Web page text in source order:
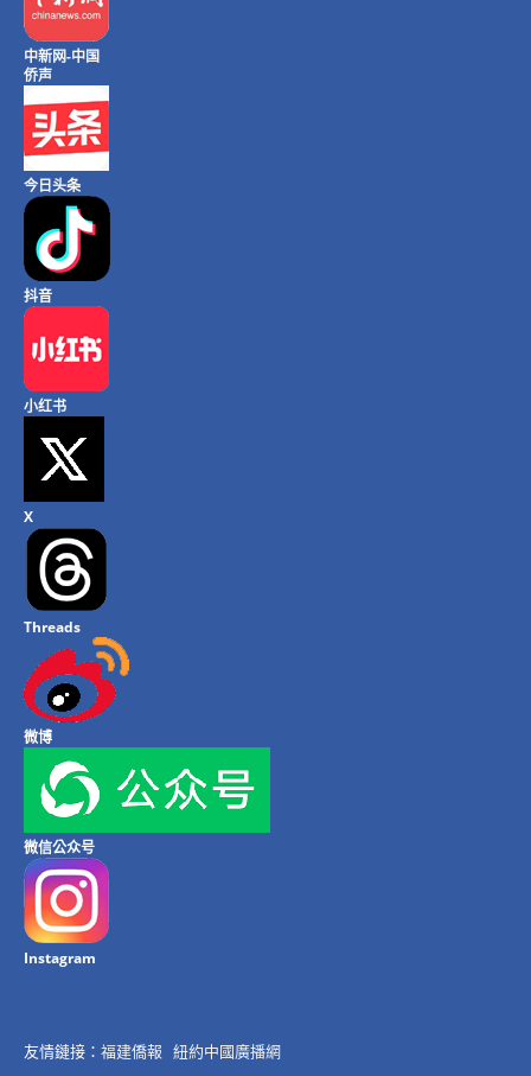
中新网-中国
侨声
今日头条
抖音
小红书
X
Threads
微博
微信公众号
Instagram
友情鏈接： 福建僑報 紐約中國廣播網